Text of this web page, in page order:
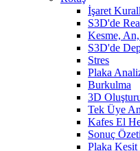
İşaret
S3D'de
Kesme,
S3D'de
Stres
Plaka
Burkulma
3D
Tek Üye
Kafes El
Sonuç
Plaka